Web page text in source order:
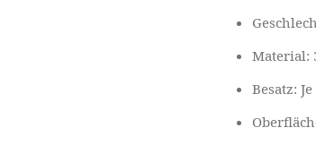
Material:
Besatz: